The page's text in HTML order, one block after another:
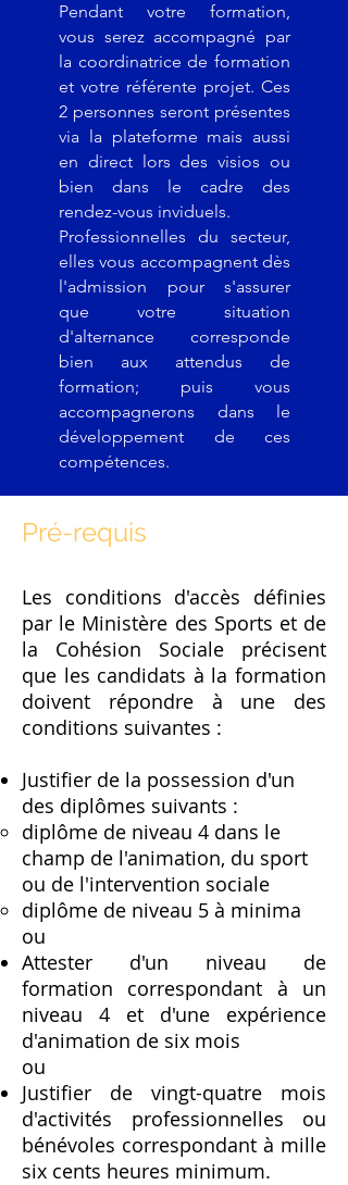
Pendant votre formation,
vous serez accompagné par
la coordinatrice de formation
et votre référente projet. Ces
2 personnes seront présentes
via la plateforme mais aussi
en direct lors des visios ou
bien dans le cadre des
rendez-vous inviduels.
Professionnelles du secteur,
elles vous accompagnent dès
l'admission pour s'assurer
que votre situation
d'alternance corresponde
bien aux attendus de
formation; puis vous
accompagnerons dans le
développement de ces
compétences.
Pré-requis
Les conditions d'accès définies
par le Ministère des Sports et de
la Cohésion Sociale précisent
que les candidats à la formation
doivent répondre à une des
conditions suivantes :
Justifier de la possession d'un
des diplômes suivants :
diplôme de niveau 4 dans le
champ de l'animation, du sport
ou de l'intervention sociale
diplôme de niveau 5 à minima
ou
Attester d'un niveau de
formation correspondant à un
niveau 4 et d'une expérience
d'animation de six mois
ou
Justifier de vingt-quatre mois
d'activités professionnelles ou
bénévoles correspondant à mille
six cents heures minimum.